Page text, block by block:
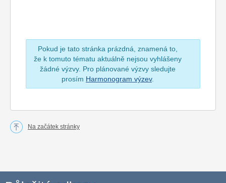
Pokud je tato stránka prázdná, znamená to,
že k tomuto tématu aktuálně nejsou vyhlášeny
žádné výzvy. Pro plánované výzvy sledujte
prosím Harmonogram výzev.
Na začátek stránky